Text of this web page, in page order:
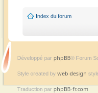
Index du forum
Développé par phpBB® Forum
Style created by web design
Traduction par phpBB-fr.com